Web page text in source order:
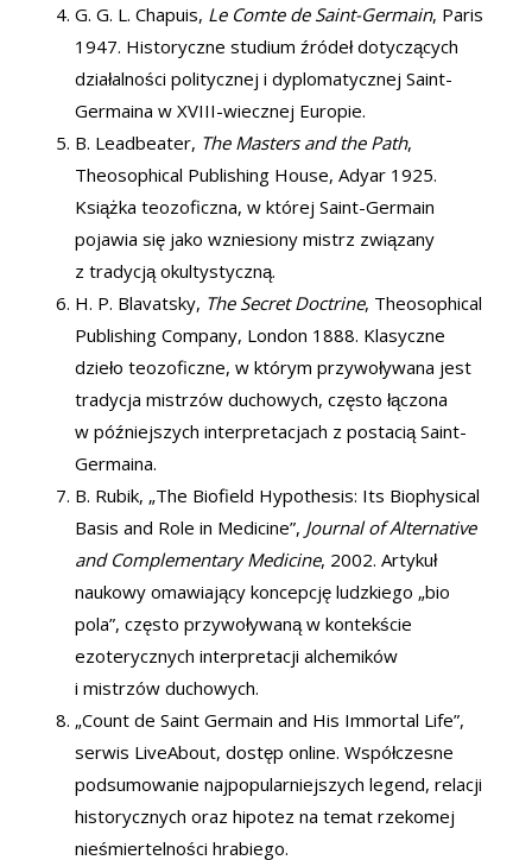
G. G. L. Chapuis, Le Comte de Saint-Germain, Paris
1947. Historyczne studium źródeł dotyczących
działalności politycznej i dyplomatycznej Saint-
Germaina w XVIII-wiecznej Europie.
B. Leadbeater, The Masters and the Path,
Theosophical Publishing House, Adyar 1925.
Książka teozoficzna, w której Saint-Germain
pojawia się jako wzniesiony mistrz związany
z tradycją okultystyczną.
H. P. Blavatsky, The Secret Doctrine, Theosophical
Publishing Company, London 1888. Klasyczne
dzieło teozoficzne, w którym przywoływana jest
tradycja mistrzów duchowych, często łączona
w późniejszych interpretacjach z postacią Saint-
Germaina.
B. Rubik, „The Biofield Hypothesis: Its Biophysical
Basis and Role in Medicine”, Journal of Alternative
and Complementary Medicine, 2002. Artykuł
naukowy omawiający koncepcję ludzkiego „bio
pola”, często przywoływaną w kontekście
ezoterycznych interpretacji alchemików
i mistrzów duchowych.
„Count de Saint Germain and His Immortal Life”,
serwis LiveAbout, dostęp online. Współczesne
podsumowanie najpopularniejszych legend, relacji
historycznych oraz hipotez na temat rzekomej
nieśmiertelności hrabiego.